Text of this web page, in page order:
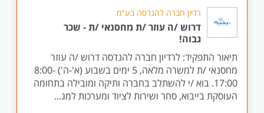
רדיון חברה להנדסה בע"מ
דרוש /ה עוזר /ת מחסנאי /ת - שכר
גבוה!
תיאור התפקיד: לרדיון חברה להנדסה דרוש /ה עוזר
מחסנאי /ת למשרה מלאה, 5 ימים בשבוע (א'-ה') 8:00-
17:00. בוא /י להשתלב בחברה ותיקה ומובילה בתחומה
העוסקת בייבוא, סחר ושירות לציוד ומערכות למג...